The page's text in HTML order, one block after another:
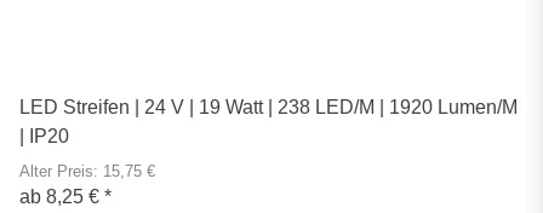
LED Streifen | 24 V | 19 Watt | 238 LED/M | 1920 Lumen/M
| IP20
Alter Preis: 15,75 €
ab 8,25 € *